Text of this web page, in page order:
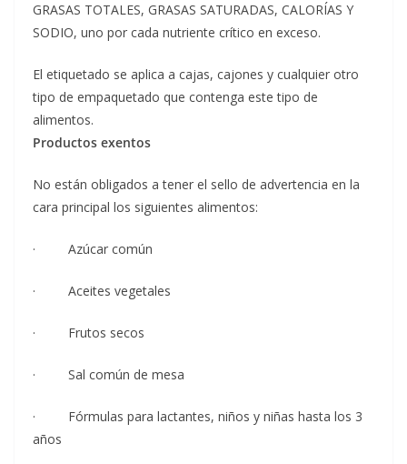
GRASAS TOTALES, GRASAS SATURADAS, CALORÍAS Y
SODIO, uno por cada nutriente crítico en exceso.
El etiquetado se aplica a cajas, cajones y cualquier otro
tipo de empaquetado que contenga este tipo de
alimentos.
Productos exentos
No están obligados a tener el sello de advertencia en la
cara principal los siguientes alimentos:
· Azúcar común
· Aceites vegetales
· Frutos secos
· Sal común de mesa
· Fórmulas para lactantes, niños y niñas hasta los 3
años